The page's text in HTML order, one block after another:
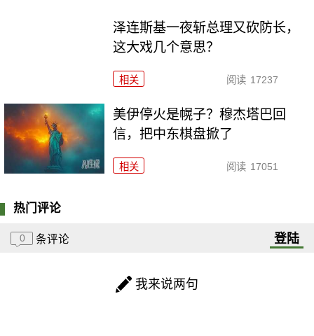
泽连斯基一夜斩总理又砍防长，
这大戏几个意思？
相关 阅读 17237
美伊停火是幌子？穆杰塔巴回
信，把中东棋盘掀了
相关 阅读 17051
热门评论
0 条评论 登陆
我来说两句